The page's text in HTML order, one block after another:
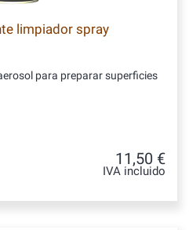
limpiador spray
para preparar superficies
11,50 €
IVA incluido